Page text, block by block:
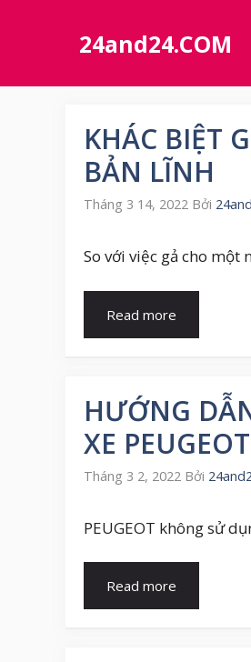
24and24.COM
KHÁC BIỆT
BẢN LĨNH
Tháng 3 14, 2022 Bởi
So với việc gả cho
Read more
HƯỚNG
XE PEUGEOT
Tháng 3 2, 2022 Bởi
PEUGEOT không sử
Read more